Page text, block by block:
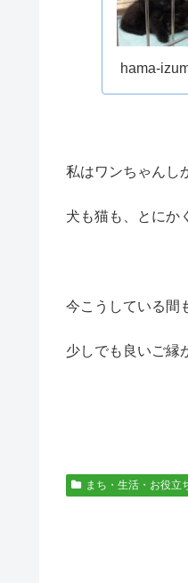
hama-
私はワンちゃんし
犬も猫も、とにか
今こうしている間
少しでも良いご縁
まち・生活・お役立